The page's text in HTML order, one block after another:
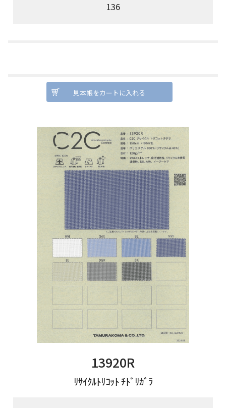
136
見本帳をカートに入れる
13920R
ﾘｻｲｸﾙﾄﾘｺｯﾄ ﾁﾄﾞﾘｶﾞﾗ